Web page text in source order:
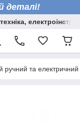
деталі!
ручний та електричний